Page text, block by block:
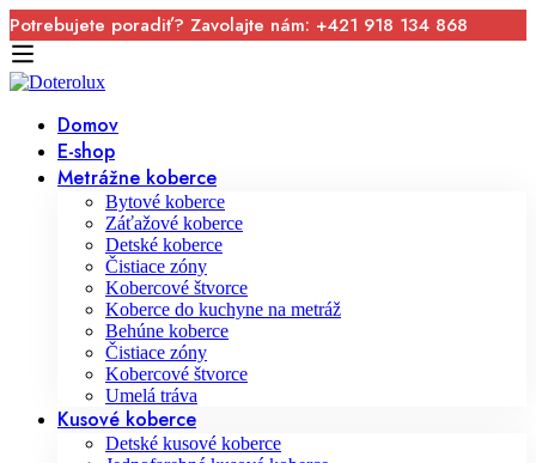
Potrebujete poradiť? Zavolajte nám: +421 918 134 868
Domov
E-shop
Metrážne koberce
Bytové koberce
Záťažové koberce
Detské koberce
Čistiace zóny
Kobercové štvorce
Koberce do kuchyne na metráž
Behúne koberce
Čistiace zóny
Kobercové štvorce
Umelá tráva
Kusové koberce
Detské kusové koberce